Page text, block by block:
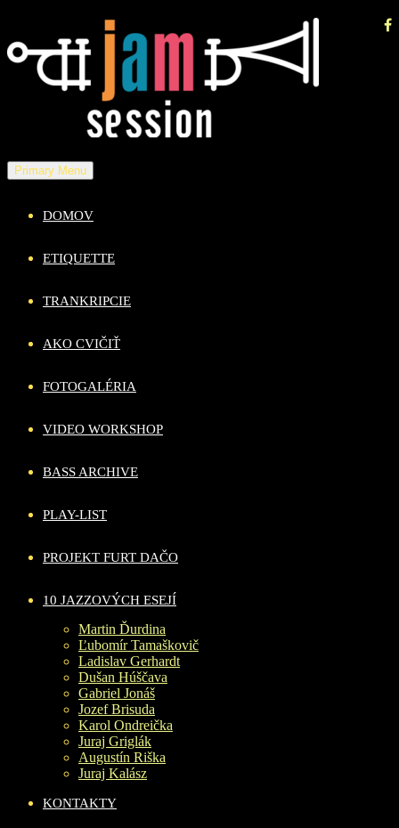
to
content
Primary Menu
DOMOV
ETIQUETTE
TRANKRIPCIE
AKO CVIČIŤ
FOTOGALÉRIA
VIDEO WORKSHOP
BASS ARCHIVE
PLAY-LIST
PROJEKT FURT DAČO
10 JAZZOVÝCH ESEJÍ
Martin Ďurdina
Ľubomír Tamaškovič
Ladislav Gerhardt
Dušan Húščava
Gabriel Jonáš
Jozef Brisuda
Karol Ondreička
Juraj Griglák
Augustín Riška
Juraj Kalász
KONTAKTY